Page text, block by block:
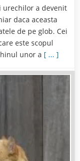
urechilor a devenit
daca aceasta
de pe glob. Cei
este scopul
unor a [ ... ]